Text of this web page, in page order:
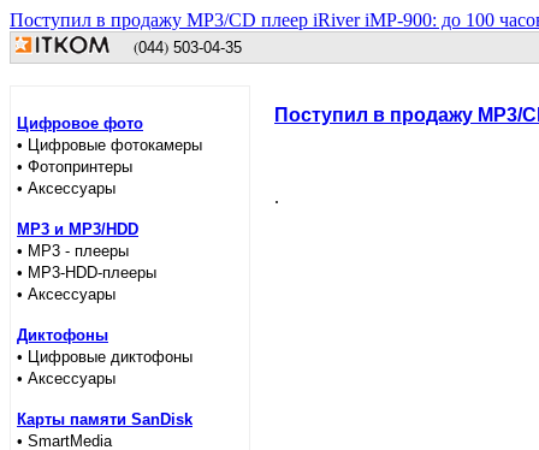
Поступил в продажу MP3/CD плеер iRiver iMP-900: до 100
(044) 503-04-35
Цифровое фото
• Цифровые фотокамеры
• Фотопринтеры
• Аксессуары
MP3 и MP3/HDD
• MP3 - плееры
• MP3-HDD-плееры
• Аксессуары
Диктофоны
• Цифровые диктофоны
• Аксессуары
Карты памяти SanDisk
• SmartMedia
Поступил в продажу MP3/
.